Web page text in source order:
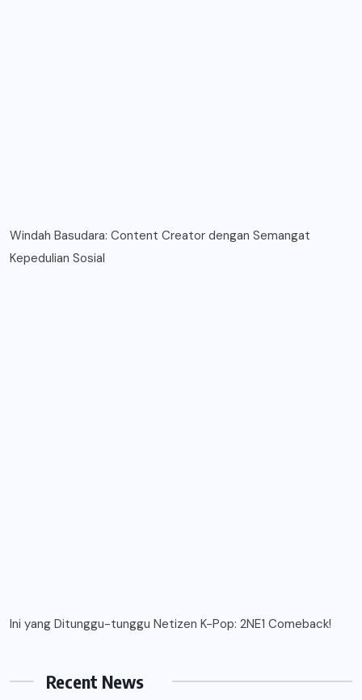
Windah Basudara: Content Creator dengan Semangat
Kepedulian Sosial
Ini yang Ditunggu-tunggu Netizen K-Pop: 2NE1 Comeback!
Recent News